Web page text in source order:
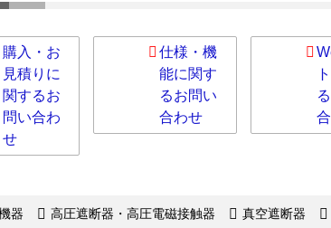
購入・お
見積りに
関するお
問い合わ
せ
仕様・機
能に関す
るお問い
合わせ
器 高圧遮断器・高圧電磁接触器 真空遮断器